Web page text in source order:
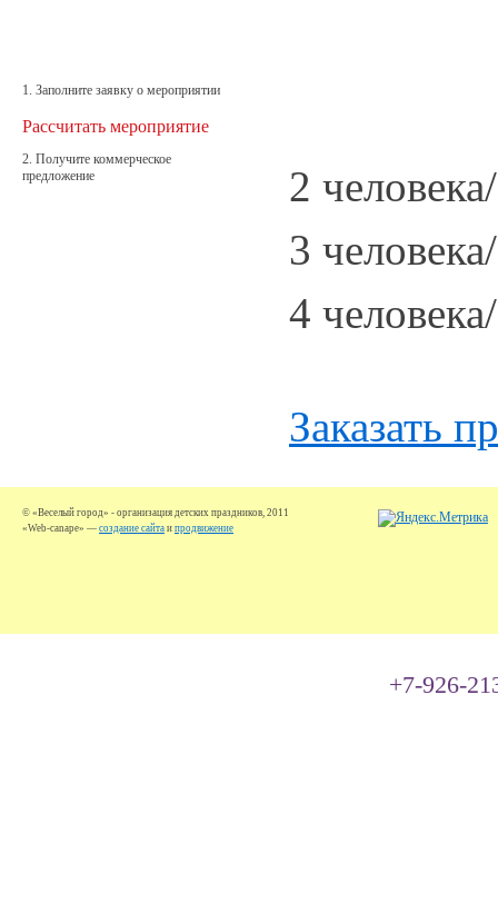
2
3
4
Заказать
1. Заполните заявку о мероприятии
Рассчитать мероприятие
2. Получите коммерческое
предложение
© «Веселый город» - организация детских праздников, 2011
«Web-canape» — создание сайта и продвижение
+7-926-